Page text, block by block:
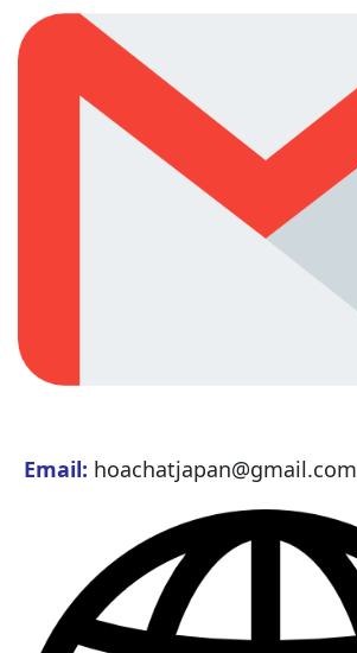
Email: hoachatjapan@gmail.com